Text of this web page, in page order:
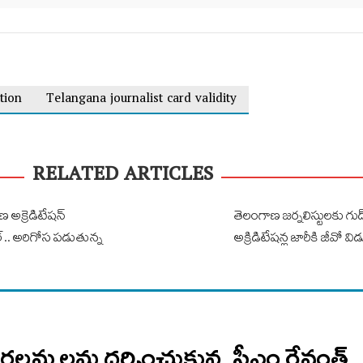
Telangana journalist card validity
RELATED ARTICLES
అక్రెడిటేషన్
అరిగోస పడుతున్న
తెలంగాణ జర్నలిస్టులకు
అక్రిడిటేషన్ల జారీకి జీవో